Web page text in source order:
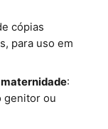
cópias
para uso em
:
genitor ou